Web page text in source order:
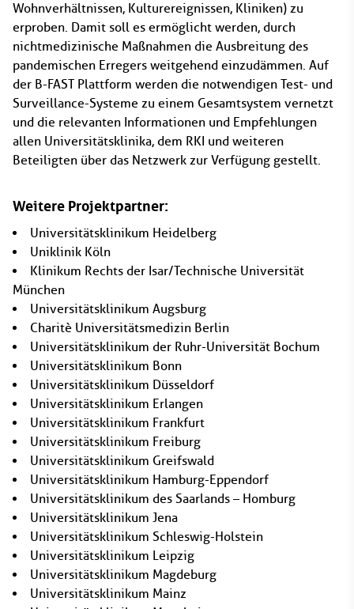
Wohnverhältnissen, Kulturereignissen, Kliniken) zu
erproben. Damit soll es ermöglicht werden, durch
nichtmedizinische Maßnahmen die Ausbreitung des
pandemischen Erregers weitgehend einzudämmen. Auf
der B-FAST Plattform werden die notwendigen Test- und
Surveillance-Systeme zu einem Gesamtsystem vernetzt
und die relevanten Informationen und Empfehlungen
allen Universitätsklinika, dem RKI und weiteren
Beteiligten über das Netzwerk zur Verfügung gestellt.
Weitere Projektpartner:
Universitätsklinikum Heidelberg
Uniklinik Köln
Klinikum Rechts der Isar/Technische Universität
München
Universitätsklinikum Augsburg
Charitè Universitätsmedizin Berlin
Universitätsklinikum der Ruhr-Universität Bochum
Universitätsklinikum Bonn
Universitätsklinikum Düsseldorf
Universitätsklinikum Erlangen
Universitätsklinikum Frankfurt
Universitätsklinikum Freiburg
Universitätsklinikum Greifswald
Universitätsklinikum Hamburg-Eppendorf
Universitätsklinikum des Saarlands – Homburg
Universitätsklinikum Jena
Universitätsklinikum Schleswig-Holstein
Universitätsklinikum Leipzig
Universitätsklinikum Magdeburg
Universitätsklinikum Mainz